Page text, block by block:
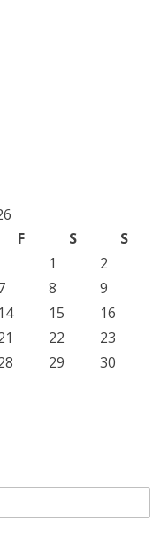
F S
S
1
2
8
9
14 15
16
22
23
29
30